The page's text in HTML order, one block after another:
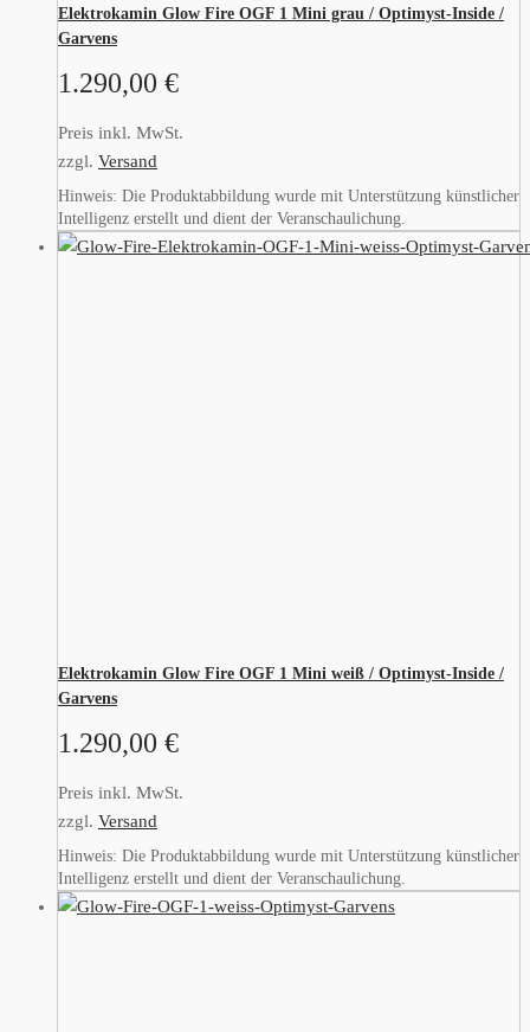
Elektrokamin Glow Fire OGF 1 Mini grau / Optimyst-Inside /
Garvens
1.290,00 €
Preis inkl. MwSt.
zzgl. Versand
Hinweis: Die Produktabbildung wurde mit Unterstützung künstlicher
Intelligenz erstellt und dient der Veranschaulichung.
Elektrokamin Glow Fire OGF 1 Mini weiß / Optimyst-Inside /
Garvens
1.290,00 €
Preis inkl. MwSt.
zzgl. Versand
Hinweis: Die Produktabbildung wurde mit Unterstützung künstlicher
Intelligenz erstellt und dient der Veranschaulichung.